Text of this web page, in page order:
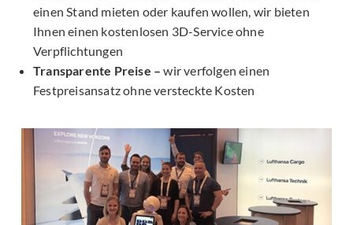
einen Stand mieten oder kaufen wollen, wir bieten
Ihnen einen kostenlosen 3D-Service ohne
Verpflichtungen
Transparente Preise – wir verfolgen einen
Festpreisansatz ohne versteckte Kosten